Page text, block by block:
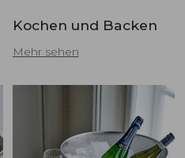
Kochen und Backen
Mehr sehen